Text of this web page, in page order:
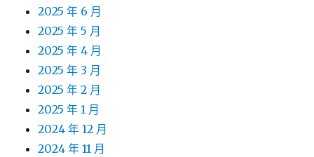
2025 年 6 月
2025 年 5 月
2025 年 4 月
2025 年 3 月
2025 年 2 月
2025 年 1 月
2024 年 12 月
2024 年 11 月